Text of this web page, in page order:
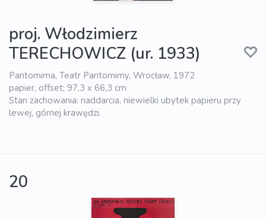
proj. Włodzimierz
TERECHOWICZ (ur. 1933)
Pantomima, Teatr Pantomimy, Wrocław, 1972
papier, offset; 97,3 x 66,3 cm
Stan zachowania: naddarcia, niewielki ubytek papieru przy
lewej, górnej krawędzi.
20